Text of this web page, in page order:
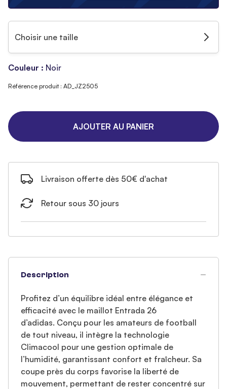
Choisir une taille
Couleur : Noir
Référence produit : AD_JZ2505
AJOUTER AU PANIER
Livraison offerte dès 50€ d'achat
Retour sous 30 jours
Description
Profitez d’un équilibre idéal entre élégance et
efficacité avec le maillot Entrada 26
d’adidas. Conçu pour les amateurs de football
de tout niveau, il intègre la technologie
Climacool pour une gestion optimale de
l’humidité, garantissant confort et fraîcheur. Sa
coupe près du corps favorise la liberté de
mouvement, permettant de rester concentré sur